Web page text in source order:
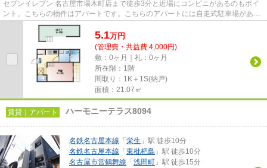
セブンイレブン 名古屋市場木町店まで徒歩3分と近場にコンビニがあるのもポイ
ント。こちらの物件はアパートです。こちらのアパートには自走式駐車場があり
ます。魅力的な駅近の物件で...
5.1万円
(管理費・共益費 4,000円)
敷：0ヶ月｜礼：0ヶ月
所在階：1階
間取り：1K＋1S(納戸)
面積：21.07㎡
賃貸｜アパート ハーモニーテラス8094
名鉄名古屋本線 「 栄生 」駅 徒歩10分
名鉄名古屋本線 「 東枇杷島 」駅 徒歩10分
名古屋市営鶴舞線 「 浅間町 」駅 徒歩15分